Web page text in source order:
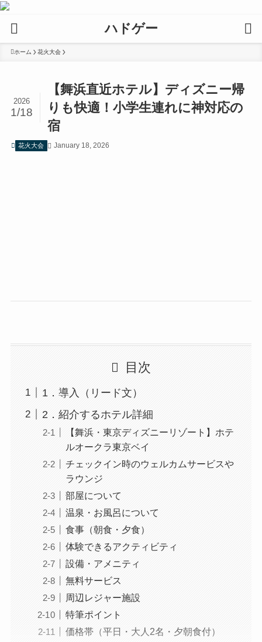
ハドゲー
ホーム 花火大会
【舞浜直近ホテル】ディズニー帰
りも快適！小学生連れに神対応の
宿
2026
1/18
花火大会 January 18, 2026
目次
1．導入（リード文）
2．紹介するホテル詳細
【舞浜・東京ディズニーリゾート】ホテ
ルオークラ東京ベイ
チェックイン時のウェルカムサービスや
ラウンジ
部屋について
温泉・お風呂について
食事（朝食・夕食）
体験できるアクティビティ
設備・アメニティ
無料サービス
周辺レジャー施設
特筆ポイント
価格帯（平日・大人2名・夕朝食付）